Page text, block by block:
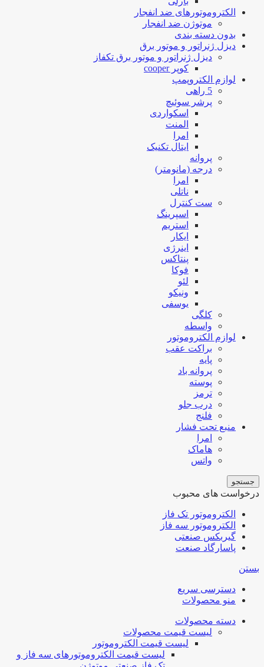
الکتروموتورهای ضد انفجار
موتوژن ضد انفجار
بدون دسته بندی
دیزل ژنراتور و موتور برق
دیزل ژنراتور و موتور برق تکفاز
کوپر cooper
لوازم الکتروپمپ
5 راهی
پرشر سوئیچ
اسکواردی
المنت
امرا
ایتال تکنیک
پروانه
درجه (مانومتر)
امرا
ناتلی
ست کنترل
اسپرینگ
استریم
ایکار
اینرژی
پنتاکس
فوکا
لئو
ونیکو
یوسفی
کلگی
واسطه
لوازم الکتروموتور
براکت عقب
پایه
پروانه باد
پوسته
ترمز
درب جلو
فلنج
منبع تحت فشار
امرا
هاماک
واتس
جستجو
درخواست های محبوب
الکتروموتور تک فاز
الکتروموتور سه فاز
گیربکس صنعتی
پاسارگاد صنعت
بستن
دسترسی سریع
منو محصولات
دسته محصولات
لیست قیمت محصولات
لیست قیمت الکتروموتور
لیست قیمت الکتروموتورهای سه فاز و